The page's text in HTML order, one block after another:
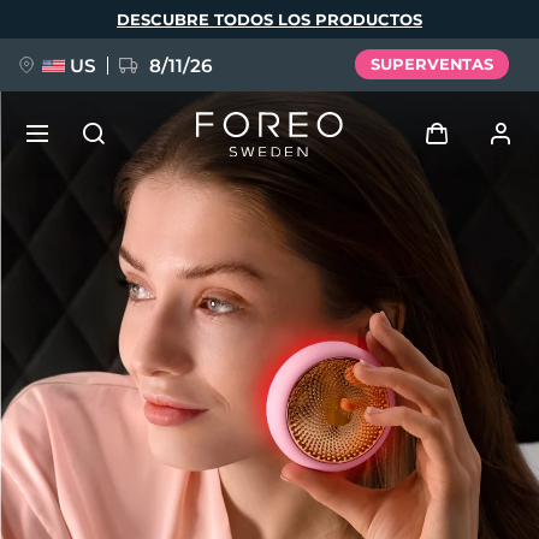
DESCUBRE TODOS LOS PRODUCTOS
US 8/11/26 SUPERVENTAS
Iniciar sesión
Perfil de usuario
Mis dispositivos
Mis pedidos
Mis direcciones
Mis suscripciones
FAQ™ Pure Beauty-Tech Elixir
BREAKING NEWS
issa™ Teeth Whitening Set
Idioma
Deutsch
Español
Français
Italiano
Português
Polski
Svenska
Русский
Türkçe
简体中文 繁體中文